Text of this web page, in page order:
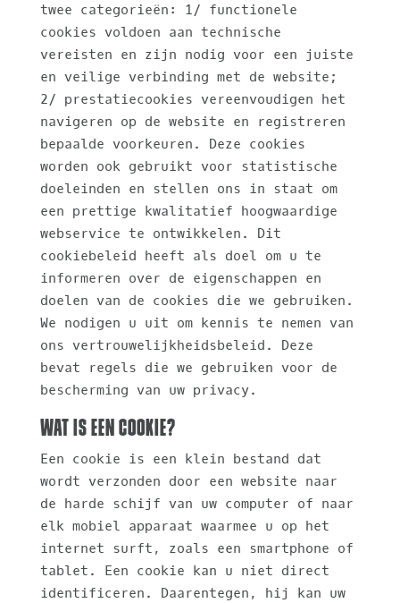
twee categorieën: 1/ functionele
cookies voldoen aan technische
vereisten en zijn nodig voor een juiste
en veilige verbinding met de website;
2/ prestatiecookies vereenvoudigen het
navigeren op de website en registreren
bepaalde voorkeuren. Deze cookies
worden ook gebruikt voor statistische
doeleinden en stellen ons in staat om
een prettige kwalitatief hoogwaardige
webservice te ontwikkelen. Dit
cookiebeleid heeft als doel om u te
informeren over de eigenschappen en
doelen van de cookies die we gebruiken.
We nodigen u uit om kennis te nemen van
ons vertrouwelijkheidsbeleid. Deze
bevat regels die we gebruiken voor de
bescherming van uw privacy.
Wat is een cookie?
Een cookie is een klein bestand dat
wordt verzonden door een website naar
de harde schijf van uw computer of naar
elk mobiel apparaat waarmee u op het
internet surft, zoals een smartphone of
tablet. Een cookie kan u niet direct
identificeren. Daarentegen, hij kan uw